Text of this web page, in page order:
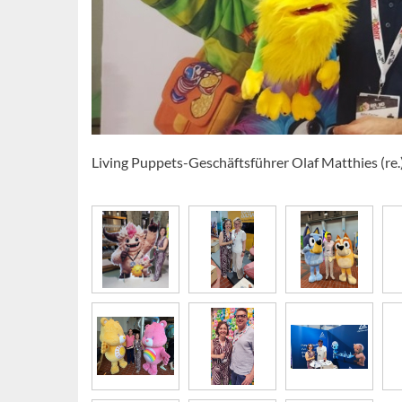
Living Puppets-Geschäftsführer Olaf Matthies